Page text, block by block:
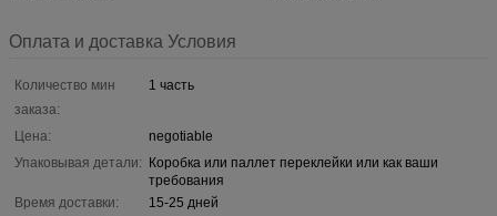
Оплата и доставка Условия
Количество мин
заказа:
1 часть
Цена:
negotiable
Упаковывая детали: Коробка или паллет переклейки или как ваши
требования
Время доставки:
15-25 дней